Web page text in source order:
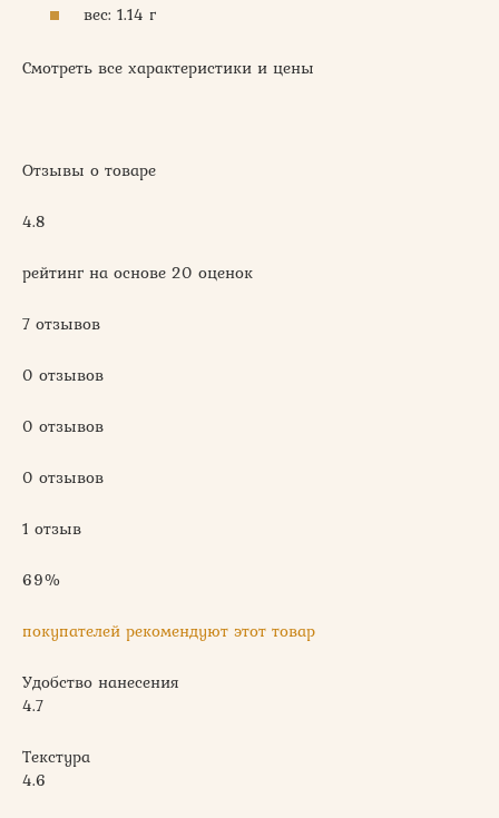
вес: 1.14 г
Смотреть все характеристики и цены
Отзывы о товаре
4.8
рейтинг на основе 20 оценок
7 отзывов
0 отзывов
0 отзывов
0 отзывов
1 отзыв
69%
покупателей рекомендуют этот товар
Удобство нанесения
4.7
Текстура
4.6